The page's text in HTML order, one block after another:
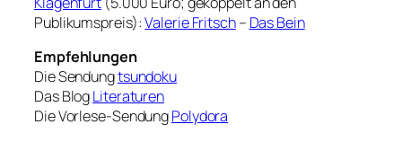
Publikumspreis):Valerie Fritsch– Das Bein
Empfehlungen
Die Sendungtsundoku
Das BlogLiteraturen
Die Vorlese-SendungPolydora